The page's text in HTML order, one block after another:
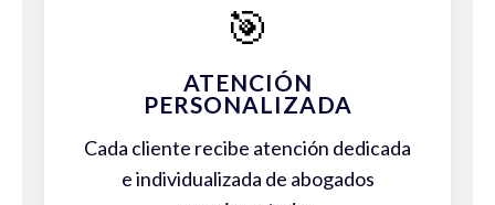
🎯
ATENCIÓN
PERSONALIZADA
Cada cliente recibe atención dedicada
e individualizada de abogados